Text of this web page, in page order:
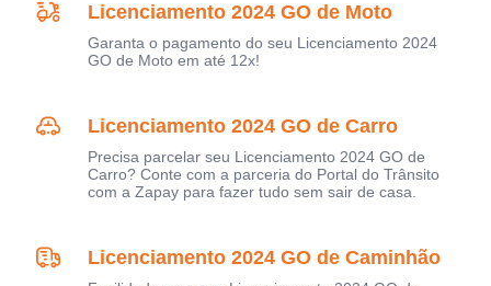
Licenciamento 2024 GO de Moto
Garanta o pagamento do seu Licenciamento 2024
GO de Moto em até 12x!
Licenciamento 2024 GO de Carro
Precisa parcelar seu Licenciamento 2024 GO de
Carro? Conte com a parceria do Portal do Trânsito
com a Zapay para fazer tudo sem sair de casa.
Licenciamento 2024 GO de Caminhão